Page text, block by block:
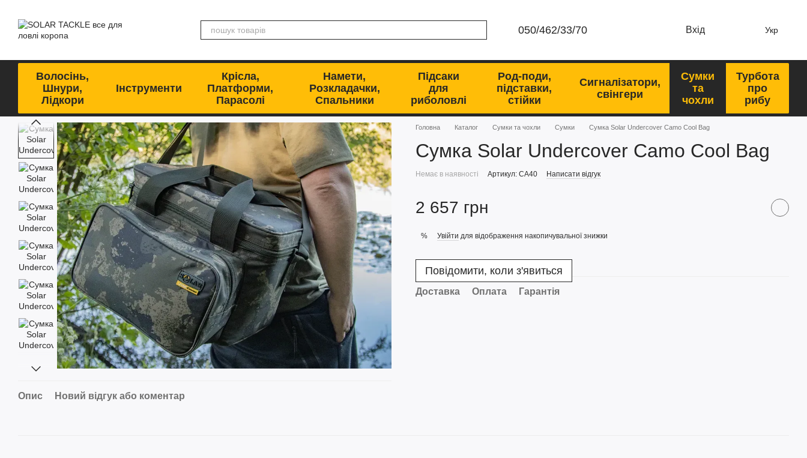
050/462/33/70 Вхід Укр
Волосінь,
Шнури,
Лідкори
Інструменти
Крісла,
Платформи,
Парасолі
Намети,
Розкладачки,
Спальники
Підсаки
для
риболовлі
Род-поди,
підставки,
стійки
Сигналізатори,
свінгери
Сумки
та
чохли
Турбота
про
рибу
Опис Новий відгук або коментар
Головна Каталог Сумки та чохли Сумки Сумка Solar Undercover Camo Cool Bag
Сумка Solar Undercover Camo Cool Bag
Немає в наявності Артикул: CA40 Написати відгук
2 657 грн
% Увійти для відображення накопичувальної знижки
Повідомити, коли з'явиться
Доставка Оплата Гарантія